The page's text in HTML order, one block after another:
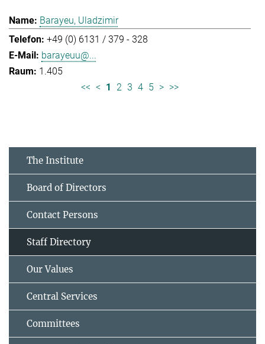
Barayeu, Uladzimir
+49 (0) 6131 / 379 - 328
barayeuu@...
1.405
<< < 1 2 3 4 5 > >>
The Institute
Board of Directors
Contact Persons
Staff Directory
Our Values
Central Services
Committees